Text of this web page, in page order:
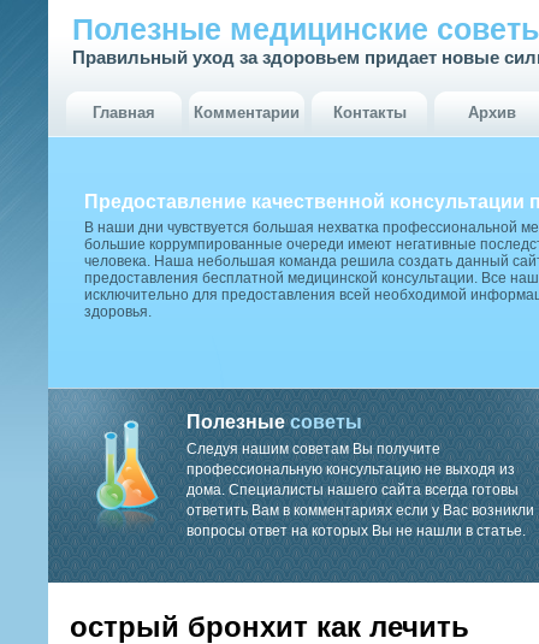
Полезные медицинские
Правильный уход за здоровьем придает новые
Главная Комментарии Контакты Архив
Предоставление качественной консультации
В наши дни чувствуется большая нехватка профессиональной
большие коррумпированные очереди имеют негативные
человека. Наша небольшая команда решила создать данный
предоставления бесплатной медицинской консультации. Все
исключительно для предоставления всей необходимой
здоровья.
Полезныесоветы
Следуя нашим советам Вы получите
профессиональную консультацию не выходя из
дома. Специалисты нашего сайта всегда готовы
ответить Вам в комментариях если у Вас возникли
вопросы ответ на которых Вы не нашли в статье.
острый бронхит как лечить